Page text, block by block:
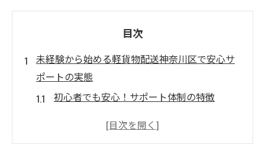
目次
未経験から始める軽貨物配送神奈川区で安心サ
ポートの実態
初心者でも安心！サポート体制の特徴
未経験者向けトレーニングプログラムの紹